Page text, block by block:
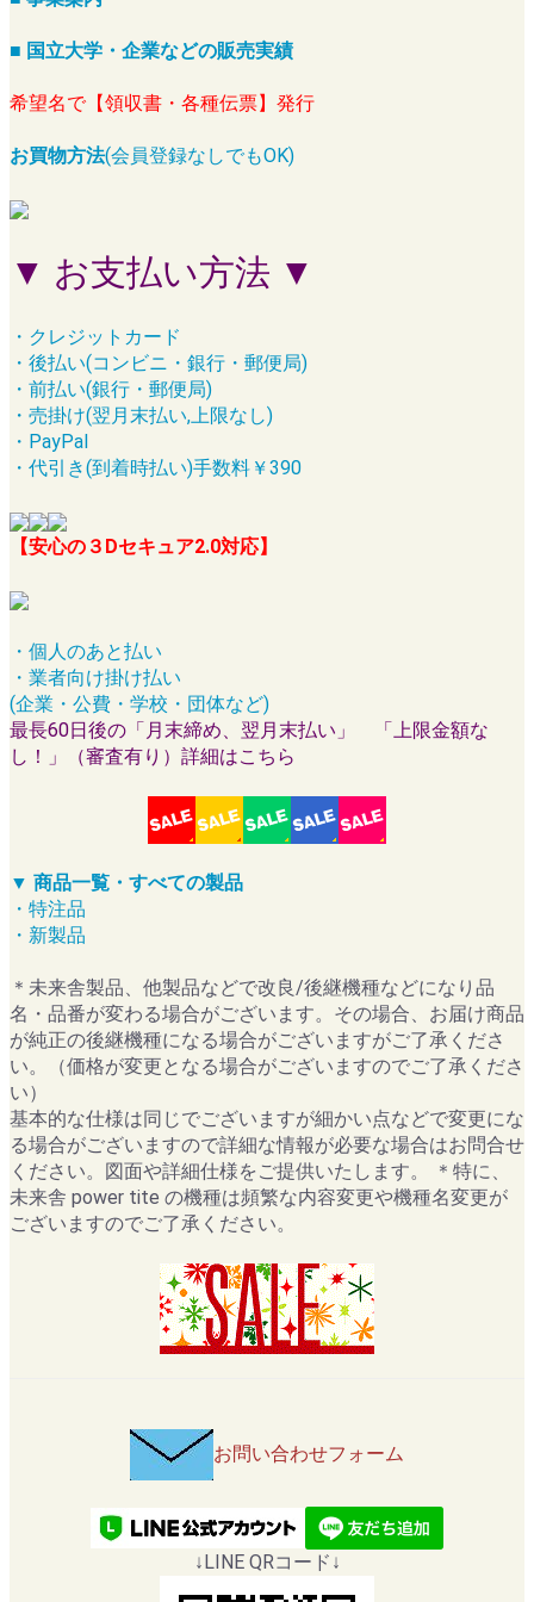
■ 国立大学・企業などの販売実績
希望名で【領収書・各種伝票】発行
お買物方法(会員登録なしでもOK)
▼ お支払い方法 ▼
・クレジットカード
・後払い(コンビニ・銀行・郵便局)
・前払い(銀行・郵便局)
・売掛け(翌月末払い,上限なし)
・PayPal
・代引き(到着時払い)手数料￥390
【安心の３Dセキュア2.0対応】
・個人のあと払い
・業者向け掛け払い
(企業・公費・学校・団体など)
最長60日後の「月末締め、翌月末払い」 「上限金額な
し！」（審査有り）詳細はこちら
▼ 商品一覧・すべての製品
・特注品
・新製品
＊未来舎製品、他製品などで改良/後継機種などになり品
名・品番が変わる場合がございます。その場合、お届け商品
が純正の後継機種になる場合がございますがご了承くださ
い。（価格が変更となる場合がございますのでご了承くださ
い）
基本的な仕様は同じでございますが細かい点などで変更にな
る場合がございますので詳細な情報が必要な場合はお問合せ
ください。図面や詳細仕様をご提供いたします。 ＊特に、
未来舎 power tite の機種は頻繁な内容変更や機種名変更が
ございますのでご了承ください。
お問い合わせフォーム
↓LINE QRコード↓